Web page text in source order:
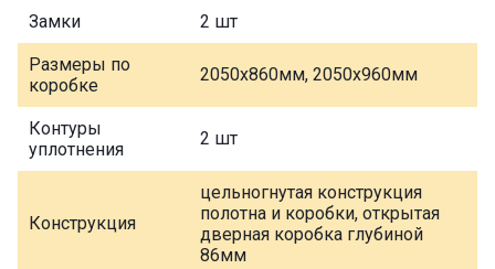
Замки 2 шт
Размеры по
коробке
2050х860мм, 2050х960мм
Контуры
уплотнения
2 шт
Конструкция
цельногнутая конструкция
полотна и коробки, открытая
дверная коробка глубиной
86мм